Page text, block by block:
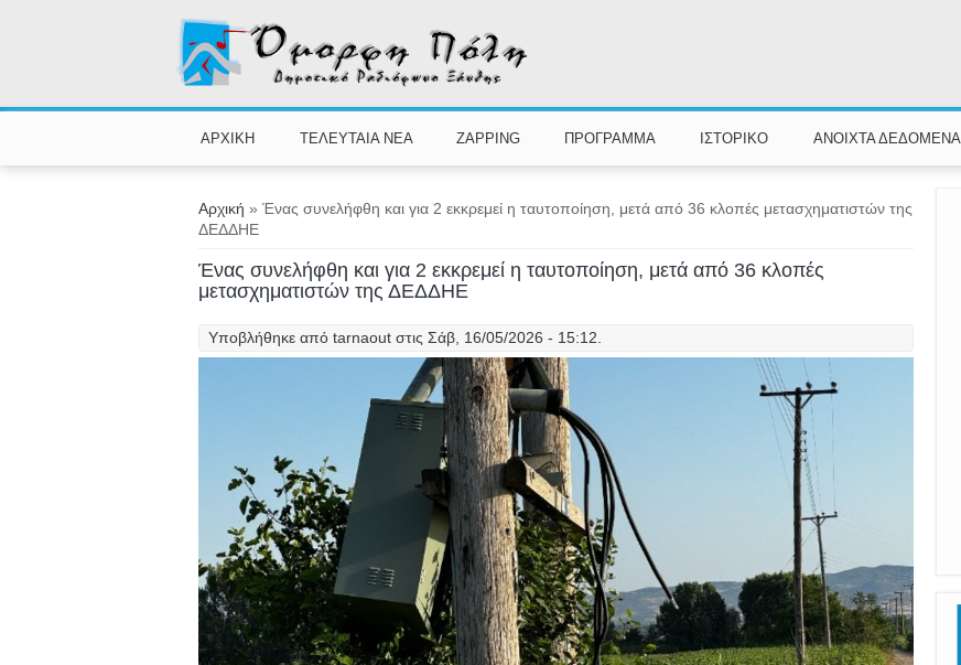
ΑΡΧΙΚΗ ΤΕΛΕΥΤΑΙΑ ΝΕΑ ZAPPING ΠΡΟΓΡΑΜΜΑ ΙΣΤΟΡΙΚΟ ΑΝΟΙΧΤΑ ΔΕΔΟΜΕΝΑ
Είστε εδώ
Αρχική » Ένας συνελήφθη και για 2 εκκρεμεί η ταυτοποίηση, μετά από 36 κλοπές μετασχηματιστών της
ΔΕΔΔΗΕ
Ένας συνελήφθη και για 2 εκκρεμεί η ταυτοποίηση, μετά από 36 κλοπές
μετασχηματιστών της ΔΕΔΔΗΕ
Υποβλήθηκε από tarnaout στις Σάβ, 16/05/2026 - 15:12.